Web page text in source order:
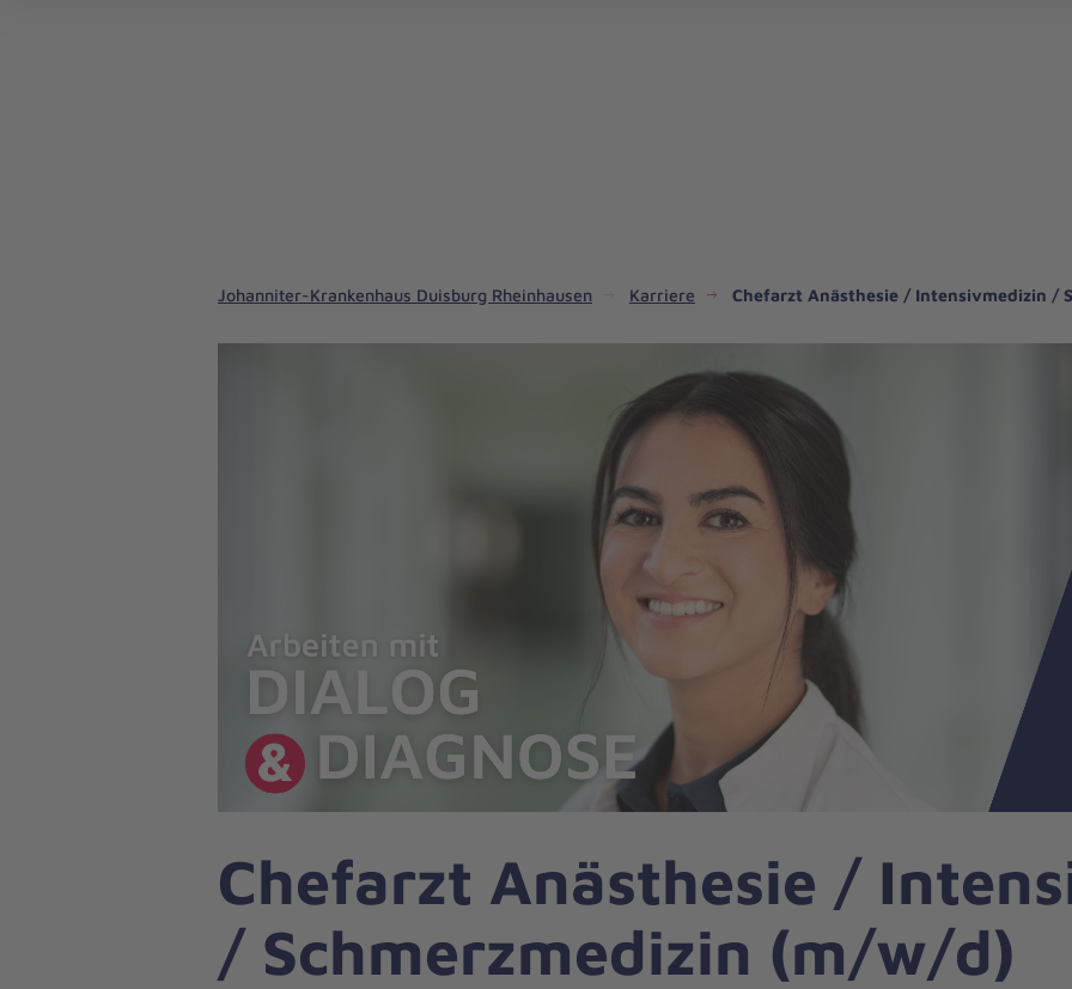
Johanniter-Krankenhaus Duisburg Rheinhausen Karriere Chefarzt Anästhesie / Intensivmedizin /
Chefarzt Anästhesie /
/ Schmerzmedizin (m/w/d)